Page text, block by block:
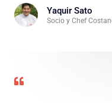
Yaquir Sato
Socio y Chef